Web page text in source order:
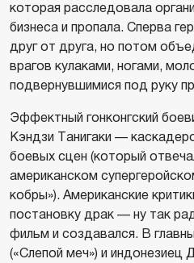
которая расследовала
бизнеса и пропала. Сперва
друг от друга, но потом
врагов кулаками, ногами,
подвернувшимися под руку
Эффектный гонконгский
Кэндзи Танигаки —
боевых сцен (который
американском
кобры»). Американские
постановку драк — ну так
фильм и создавался. В
(«Слепой меч») и